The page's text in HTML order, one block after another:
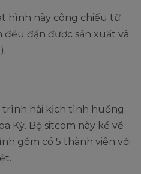
hình này công chiếu từ
đều đặn được sản xuất và
trình hài kịch tình huống
Kỳ. Bộ sitcom này kể về
gồm có 5 thành viên với